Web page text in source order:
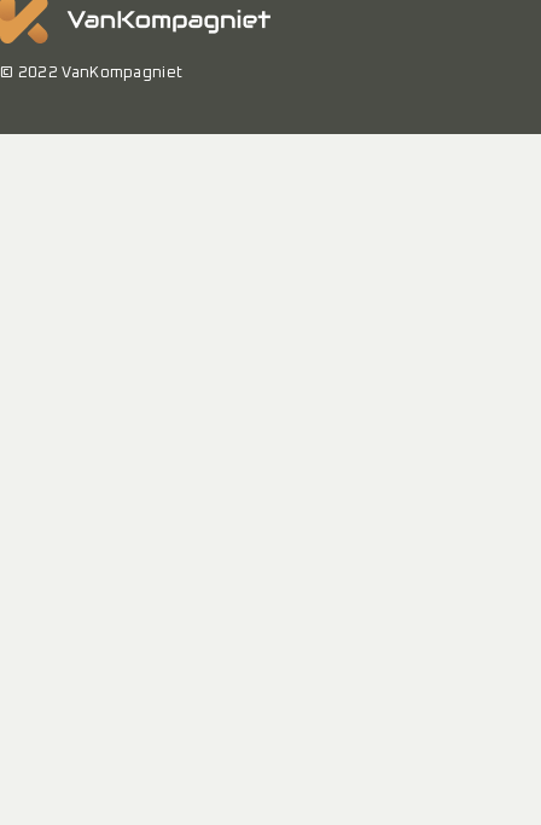
© 2022 VanKompagniet